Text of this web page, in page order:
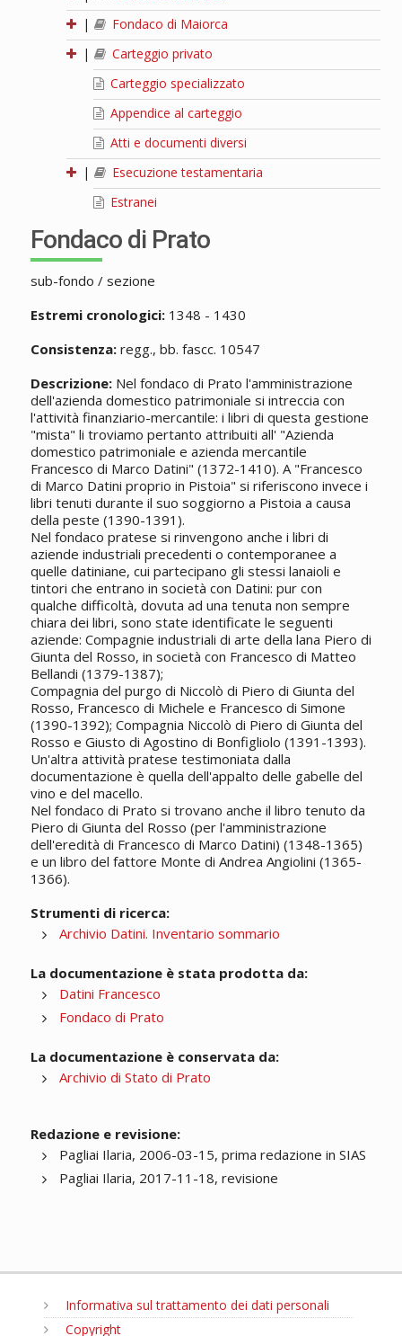
|
Fondaco di Maiorca
|
Carteggio privato
Carteggio specializzato
Appendice al carteggio
Atti e documenti diversi
|
Esecuzione testamentaria
Estranei
Fondaco di Prato
sub-fondo / sezione
Estremi cronologici:1348 - 1430
Consistenza:regg., bb. fascc. 10547
Descrizione:Nel fondaco di Prato l'amministrazione
dell'azienda domestico patrimoniale si intreccia con
l'attività finanziario-mercantile: i libri di questa gestione
"mista" li troviamo pertanto attribuiti all' "Azienda
domestico patrimoniale e azienda mercantile
Francesco di Marco Datini" (1372-1410). A "Francesco
di Marco Datini proprio in Pistoia" si riferiscono invece i
libri tenuti durante il suo soggiorno a Pistoia a causa
della peste (1390-1391).
Nel fondaco pratese si rinvengono anche i libri di
aziende industriali precedenti o contemporanee a
quelle datiniane, cui partecipano gli stessi lanaioli e
tintori che entrano in società con Datini: pur con
qualche difficoltà, dovuta ad una tenuta non sempre
chiara dei libri, sono state identificate le seguenti
aziende: Compagnie industriali di arte della lana Piero di
Giunta del Rosso, in società con Francesco di Matteo
Bellandi (1379-1387);
Compagnia del purgo di Niccolò di Piero di Giunta del
Rosso, Francesco di Michele e Francesco di Simone
(1390-1392); Compagnia Niccolò di Piero di Giunta del
Rosso e Giusto di Agostino di Bonfigliolo (1391-1393).
Un'altra attività pratese testimoniata dalla
documentazione è quella dell'appalto delle gabelle del
vino e del macello.
Nel fondaco di Prato si trovano anche il libro tenuto da
Piero di Giunta del Rosso (per l'amministrazione
dell'eredità di Francesco di Marco Datini) (1348-1365)
e un libro del fattore Monte di Andrea Angiolini (1365-
1366).
Strumenti di ricerca:
Archivio Datini. Inventario sommario
La documentazione è stata prodotta da:
Datini Francesco
Fondaco di Prato
La documentazione è conservata da:
Archivio di Stato di Prato
Redazione e revisione:
Pagliai Ilaria, 2006-03-15, prima redazione in SIAS
Pagliai Ilaria, 2017-11-18, revisione
Informativa sul trattamento dei dati personali
Copyright